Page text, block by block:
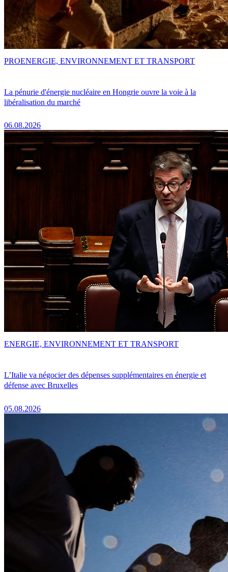
La pénurie d'énergie nucléaire en Hongrie ouvre la voie à la
libéralisation du marché
06.08.2026
PROENERGIE, ENVIRONNEMENT ET TRANSPORT
L’Italie va négocier des dépenses supplémentaires en énergie et
défense avec Bruxelles
05.08.2026
ENERGIE, ENVIRONNEMENT ET TRANSPORT